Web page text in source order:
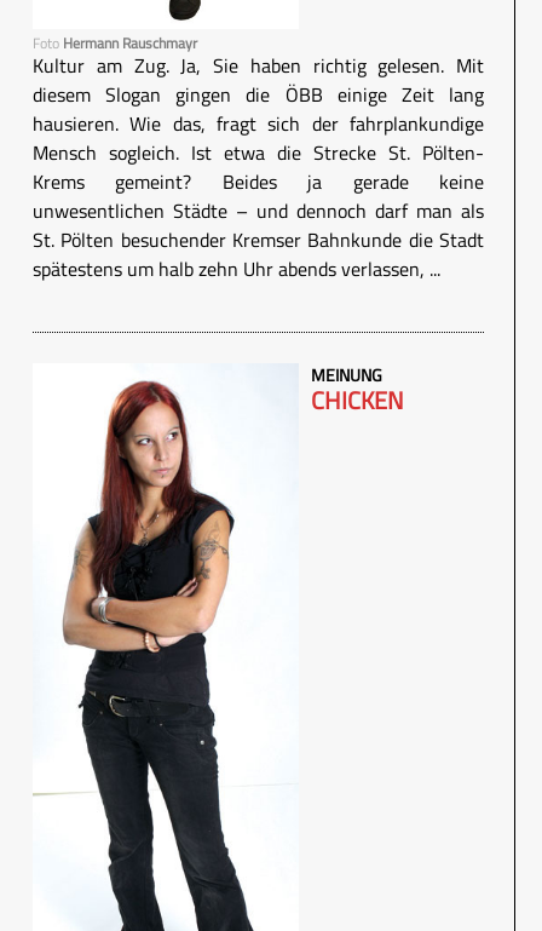
Foto Hermann Rauschmayr
Kultur am Zug. Ja, Sie haben richtig gelesen. Mit
diesem Slogan gingen die ÖBB einige Zeit lang
hausieren. Wie das, fragt sich der fahrplankundige
Mensch sogleich. Ist etwa die Strecke St. Pölten-
Krems gemeint? Beides ja gerade keine
unwesentlichen Städte – und dennoch darf man als
St. Pölten besuchender Kremser Bahnkunde die Stadt
spätestens um halb zehn Uhr abends verlassen, ...
MEINUNG
CHICKEN